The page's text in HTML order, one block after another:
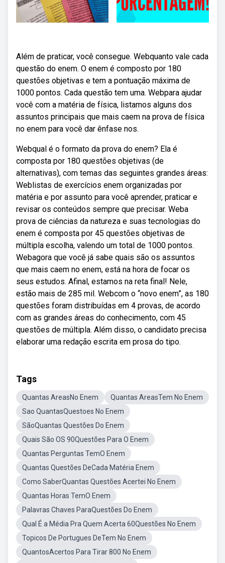
Além de praticar, você consegue. Webquanto vale cada
questão do enem. O enem é composto por 180
questões objetivas e tem a pontuação máxima de
1000 pontos. Cada questão tem uma. Webpara ajudar
você com a matéria de física, listamos alguns dos
assuntos principais que mais caem na prova de física
no enem para você dar ênfase nos.
Webqual é o formato da prova do enem? Ela é
composta por 180 questões objetivas (de
alternativas), com temas das seguintes grandes áreas:
Weblistas de exercícios enem organizadas por
matéria e por assunto para você aprender, praticar e
revisar os conteúdos sempre que precisar. Weba
prova de ciências da natureza e suas tecnologias do
enem é composta por 45 questões objetivas de
múltipla escolha, valendo um total de 1000 pontos.
Webagora que você já sabe quais são os assuntos
que mais caem no enem, está na hora de focar os
seus estudos. Afinal, estamos na reta final! Nele,
estão mais de 285 mil. Webcom o “novo enem”, as 180
questões foram distribuídas em 4 provas, de acordo
com as grandes áreas do conhecimento, com 45
questões de múltipla. Além disso, o candidato precisa
elaborar uma redação escrita em prosa do tipo.
Tags
Quantas AreasNo Enem
Quantas AreasTem No Enem
Sao QuantasQuestoes No Enem
SãoQuantas Questões Do Enem
Quais São OS 90Questões Para O Enem
Quantas Perguntas TemO Enem
Quantas Questões DeCada Matéria Enem
Como SaberQuantas Questões Acertei No Enem
Quantas Horas TemO Enem
Palavras Chaves ParaQuestões Do Enem
Qual É a Média Pra Quem Acerta 60Questões No Enem
Topicos De Portugues DeTem No Enem
QuantosAcertos Para Tirar 800 No Enem